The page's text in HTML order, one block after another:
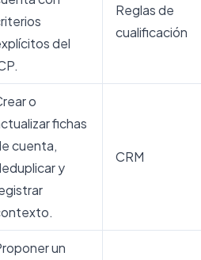
del
Reglas de
cualificación
o
fichas
cuenta,
y
CRM
un